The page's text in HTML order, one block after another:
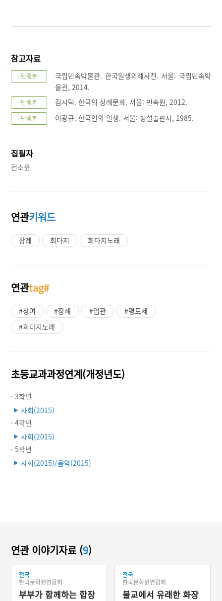
참고자료
단행본
국립민속박물관. 한국일생의례사전. 서울: 국립민속박
물관, 2014.
단행본 김시덕. 한국의 상례문화. 서울: 민속원, 2012.
단행본 이광규. 한국인의 일생. 서울: 형설출판사, 1985.
집필자
전소윤
연관키워드
장례 회다지 회다지노래
연관tag#
#상여 #장례 #입관
#평토제
#회다지노래
초등교과과정연계(개정년도)
· 3학년
▶ 사회(2015)
· 4학년
▶ 사회(2015)
· 5학년
▶ 사회(2015)/음악(2015)
연관 이야기자료 (9)
전국
한국문화원연합회
부부가 함께하는 합장
전국
한국문화원연합회
불교에서 유래한 화장